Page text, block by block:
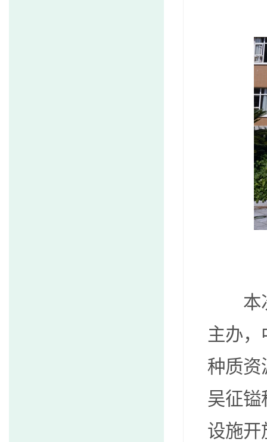
本
主办，
种质资
吴征镒
设施开